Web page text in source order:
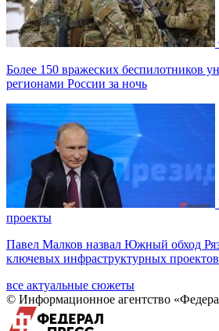
Более 150 вражеских беспилотников
регионами России за ночь
проекты
Павел Малков назвал Южный обход
ключевых инфраструктурных
все актуальные сюжеты
© Информационное агентство